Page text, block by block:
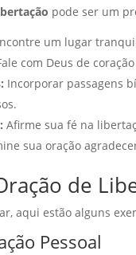
pode ser um
um lugar
com Deus de
Incorporar passagens
Afirme sua fé na
sua oração
de
aqui estão alguns
Pessoal